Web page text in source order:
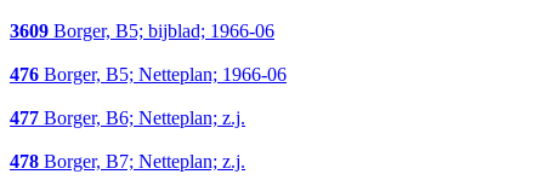
3609 Borger, B5; bijblad; 1966-06
476 Borger, B5; Netteplan; 1966-06
477 Borger, B6; Netteplan; z.j.
478 Borger, B7; Netteplan; z.j.